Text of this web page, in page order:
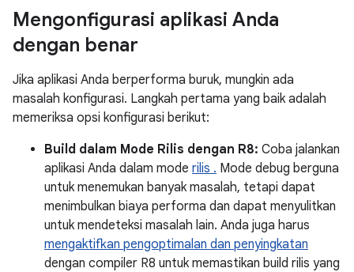
Mengonfigurasi aplikasi Anda
dengan benar
Jika aplikasi Anda berperforma buruk, mungkin ada
masalah konfigurasi. Langkah pertama yang baik adalah
memeriksa opsi konfigurasi berikut:
Build dalam Mode Rilis dengan R8: Coba jalankan
aplikasi Anda dalam mode rilis . Mode debug berguna
untuk menemukan banyak masalah, tetapi dapat
menimbulkan biaya performa dan dapat menyulitkan
untuk mendeteksi masalah lain. Anda juga harus
mengaktifkan pengoptimalan dan penyingkatan
dengan compiler R8 untuk memastikan build rilis yang